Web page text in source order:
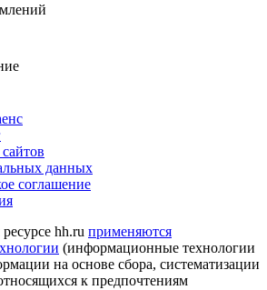
данных
соглашение
hh.ru применяются
(информационные технологии
на основе сбора, систематизации
к предпочтениям